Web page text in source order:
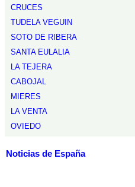
CRUCES
TUDELA VEGUIN
SOTO DE RIBERA
SANTA EULALIA
LA TEJERA
CABOJAL
MIERES
LA VENTA
OVIEDO
Noticias de España